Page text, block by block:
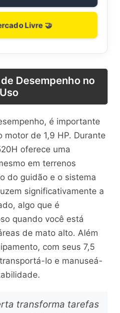
Livre 🤝
Desempenho no
Uso
é importante
de 1,9 HP. Durante
oferece uma
em terrenos
do guidão e o sistema
significativamente a
algo que é
quando você está
de mato alto. Além
com seus 7,5
lo e manuseá-
transforma tarefas